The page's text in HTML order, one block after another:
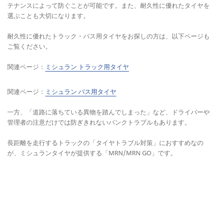
テナンスによって防ぐことが可能です。また、耐久性に優れたタイヤを
選ぶことも大切になります。
耐久性に優れたトラック・バス用タイヤをお探しの方は、以下ページも
ご覧ください。
関連ページ： ミシュラン トラック用タイヤ
関連ページ： ミシュラン バス用タイヤ
一方、「道路に落ちている異物を踏んでしまった」など、ドライバーや
管理者の注意だけでは防ぎきれないパンクトラブルもあります。
長距離を走行するトラックの「タイヤトラブル対策」におすすめなの
が、ミシュランタイヤが提供する「MRN/MRN GO」です。